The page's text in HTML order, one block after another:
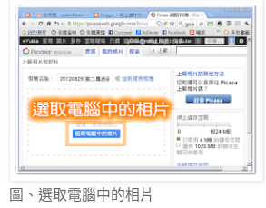
圖、選取電腦中的相片